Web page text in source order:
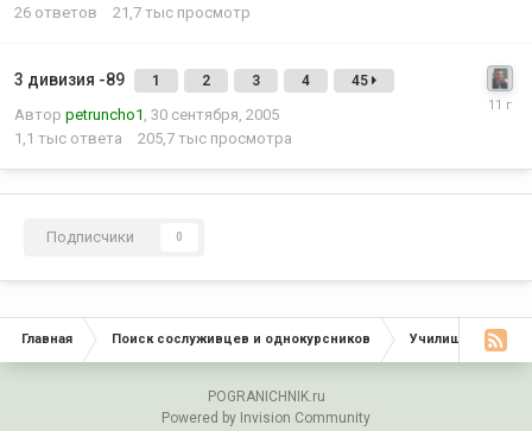
26 ответов 21,7 тыс просмотр
3 дивизия -89 1 2 3 4 45
Автор petruncho1 30 сентября, 2005
1,1 тыс ответа 205,7 тыс просмотра
Подписчики 0
Главная Поиск сослуживцев и однокурсников Училища,
POGRANICHNIK.ru
Powered by Invision Community